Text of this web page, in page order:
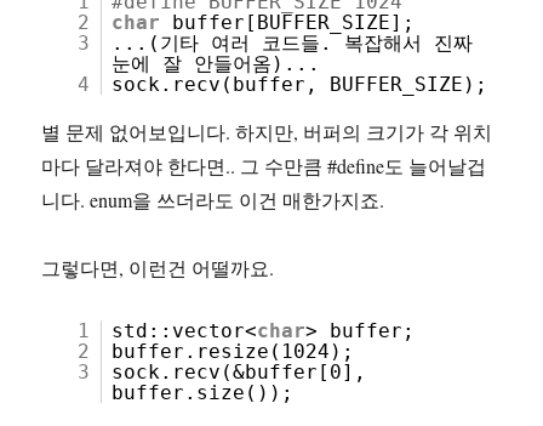
2
char
buffer[BUFFER_SIZE];
3
...(기타 여러 코드들. 복잡해서 진짜
눈에 잘 안들어옴)...
4
sock.recv(buffer, BUFFER_SIZE);
별 문제 없어보입니다. 하지만, 버퍼의 크기가 각 위치
마다 달라져야 한다면.. 그 수만큼 #define도 늘어날겁
니다. enum을 쓰더라도 이건 매한가지죠.
그렇다면, 이런건 어떨까요.
1 std::vector<char> buffer;
2
buffer.resize(1024);
3
sock.recv(&buffer[0],
buffer.size());